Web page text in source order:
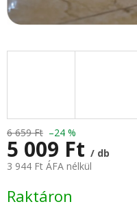
6 659 Ft –24 %
5 009 Ft / db
3 944 Ft ÁFA nélkül
Raktáron